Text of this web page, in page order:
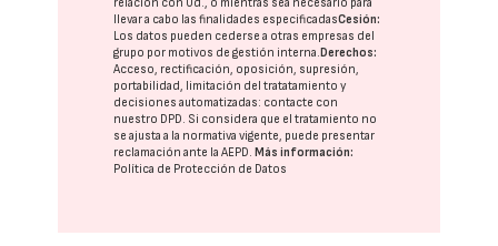
llevar a cabo las finalidades especificadasCesión:
Los datos pueden cederse a otras empresas del
grupo por motivos de gestión interna.Derechos:
Acceso, rectificación, oposición, supresión,
portabilidad, limitación del tratatamiento y
decisiones automatizadas: contacte con
nuestro DPD. Si considera que el tratamiento no
se ajusta a la normativa vigente, puede presentar
reclamación ante laAEPD.Más información:
Política de Protección de Datos